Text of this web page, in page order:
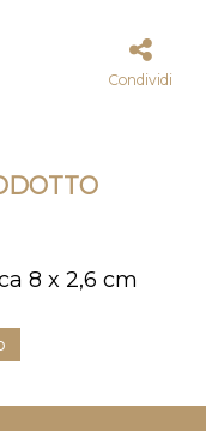
Condividi
8 x 2,6 cm